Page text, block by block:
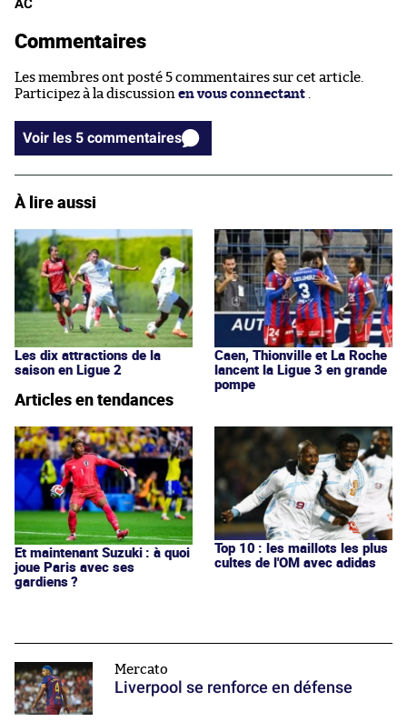
AC
Commentaires
Les membres ont posté 5 commentaires sur cet article.
Participez à la discussion en vous connectant .
Voir les 5 commentaires
À lire aussi
Les dix attractions de la
saison en Ligue 2
Caen, Thionville et La Roche
lancent la Ligue 3 en grande
pompe
Articles en tendances
Et maintenant Suzuki : à quoi
joue Paris avec ses
gardiens ?
Top 10 : les maillots les plus
cultes de l'OM avec adidas
Mercato
Liverpool se renforce en défense